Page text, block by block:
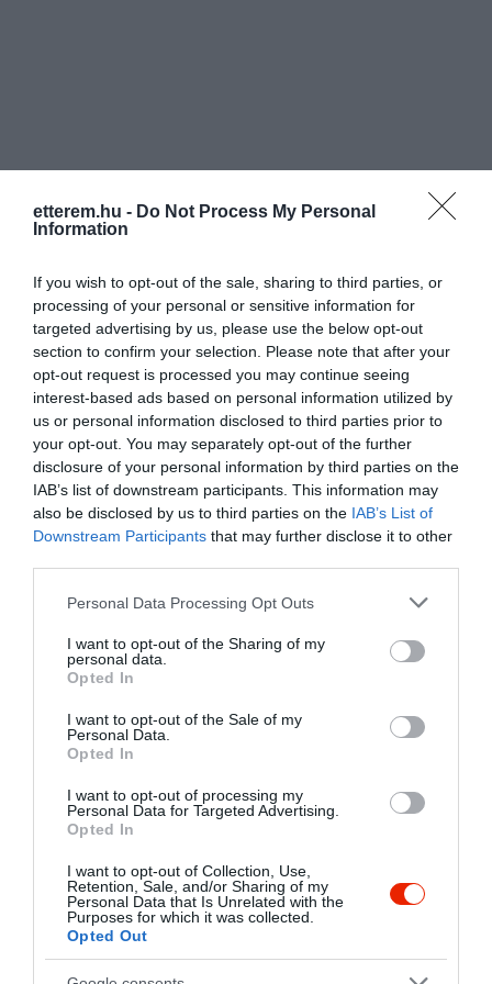
etterem.hu - Do Not Process My Personal
Information
If you wish to opt-out of the sale, sharing to third parties, or
processing of your personal or sensitive information for
targeted advertising by us, please use the below opt-out
section to confirm your selection. Please note that after your
opt-out request is processed you may continue seeing
interest-based ads based on personal information utilized by
us or personal information disclosed to third parties prior to
your opt-out. You may separately opt-out of the further
disclosure of your personal information by third parties on the
IAB’s list of downstream participants. This information may
also be disclosed by us to third parties on the IAB’s List of
Downstream Participants that may further disclose it to other
Please note that this website/app uses one or more Google
not limited to your visit or usage behaviour. You may click to
grant or deny consent to Google and its third-party tags to
use your data for below specified purposes in below Google
consent section.
Personal Data Processing Opt Outs
I want to opt-out of the Sharing of my
personal data.
Opted In
I want to opt-out of the Sale of my
Personal Data.
Opted In
I want to opt-out of processing my
Personal Data for Targeted Advertising.
Opted In
I want to opt-out of Collection, Use,
Retention, Sale, and/or Sharing of my
Personal Data that Is Unrelated with the
Purposes for which it was collected.
Opted Out
Értékelések Értékeld Te is
4.8
Összesen 6
5 5
4 1
3
1 0
Virágh László
2020. Augusztus 1.
Amit kipróbáltunk mindet
tudjuk ajánlani. Házias ízek,
a vendégek felé. Vendéglátás
egyik csúcsa.